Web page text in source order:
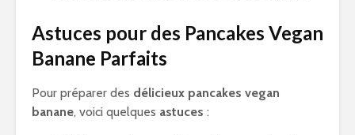
Astuces pour des Pancakes Vegan
Banane Parfaits
Pour préparer des délicieux pancakes vegan
banane, voici quelques astuces :